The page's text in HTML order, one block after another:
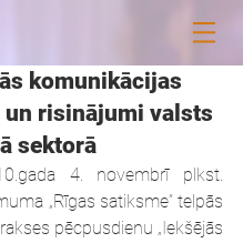
komunikācijas
un risinājumi valsts
sektorā
4. novembrī plkst.
„Rīgas satiksme” telpās
pēcpusdienu „Iekšējās